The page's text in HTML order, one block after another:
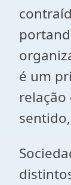
é um
relação